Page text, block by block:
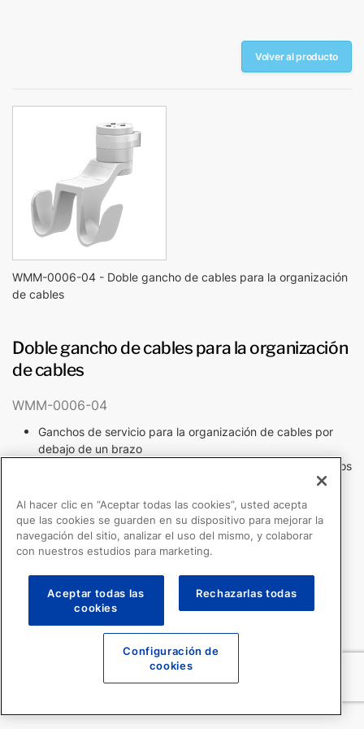
Volver al producto
WMM-0006-04 - Doble gancho de cables para la organización
de cables
Doble gancho de cables para la organización
de cables
WMM-0006-04
Ganchos de servicio para la organización de cables por
debajo de un brazo
El ajuste de giro permite el posicionamiento de los ganchos
Peso del producto: .2 lb / .1 kg
Al hacer clic en “Aceptar todas las cookies”, usted acepta
que las cookies se guarden en su dispositivo para mejorar la
navegación del sitio, analizar el uso del mismo, y colaborar
con nuestros estudios para marketing.
Aceptar todas las
cookies
Rechazarlas todas
Configuración de
cookies